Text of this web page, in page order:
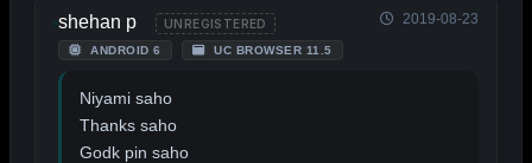
shehan p UNREGISTERED
ANDROID 6 UC BROWSER 11.5
2019-08-23
Niyami saho
Thanks saho
Godk pin saho